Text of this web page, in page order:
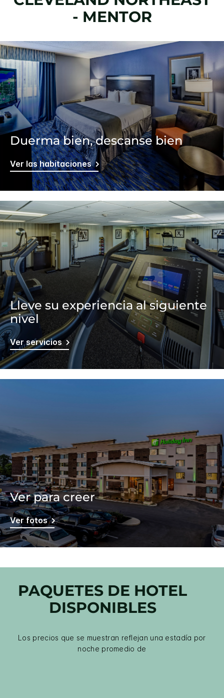
- MENTOR
Duerma bien, descanse bien
Ver las habitaciones
Lleve su experiencia al siguiente
nivel
Ver servicios
Ver para creer
Ver fotos
PAQUETES DE HOTEL
DISPONIBLES
Los precios que se muestran reflejan una estadía por
noche promedio de